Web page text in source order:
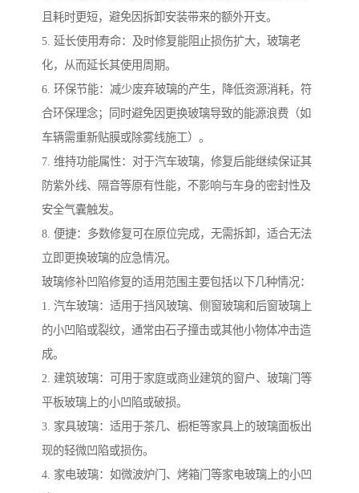
且耗时更短，避免因拆卸安装带来的额外开支。
5. 延长使用寿命：及时修复能阻止损伤扩大，玻璃老
化，从而延长其使用周期。
6. 环保节能：减少废弃玻璃的产生，降低资源消耗，符
合环保理念；同时避免因更换玻璃导致的能源浪费（如
车辆需重新贴膜或除雾线施工）。
7. 维持功能属性：对于汽车玻璃，修复后能继续保证其
防紫外线、隔音等原有性能，不影响与车身的密封性及
安全气囊触发。
8. 便捷：多数修复可在原位完成，无需拆卸，适合无法
立即更换玻璃的应急情况。
玻璃修补凹陷修复的适用范围主要包括以下几种情况：
1. 汽车玻璃：适用于挡风玻璃、侧窗玻璃和后窗玻璃上
的小凹陷或裂纹，通常由石子撞击或其他小物体冲击造
成。
2. 建筑玻璃：可用于家庭或商业建筑的窗户、玻璃门等
平板玻璃上的小凹陷或破损。
3. 家具玻璃：适用于茶几、橱柜等家具上的玻璃面板出
现的轻微凹陷或损伤。
4. 家电玻璃：如微波炉门、烤箱门等家电玻璃上的小凹